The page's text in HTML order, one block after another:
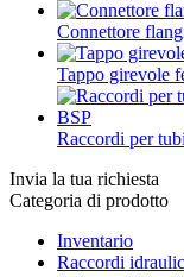
Connettore
Tappo girevole
Raccordi per
Invia la tua richiesta
Categoria di prodotto
Inventario
Raccordi